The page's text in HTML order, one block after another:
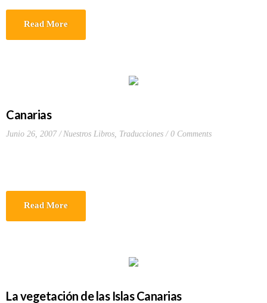
Read More
Canarias
Junio 26, 2007 Nuestros Libros, Traducciones 0 Comments
Read More
La vegetación de las Islas Canarias